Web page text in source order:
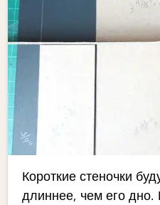
Короткие стеночки
длиннее, чем его дно.